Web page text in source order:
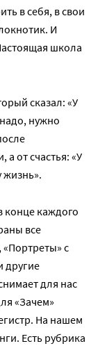
в себя, в свои
И
школа
сказал: «У
нужно
от счастья: «У
жизнь».
конце каждого
все
с
другие
для нас
«Зачем»
На нашем
Есть рубрика